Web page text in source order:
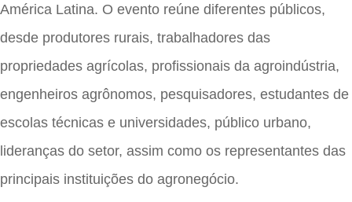
América Latina. O evento reúne diferentes públicos,
desde produtores rurais, trabalhadores das
propriedades agrícolas, profissionais da agroindústria,
engenheiros agrônomos, pesquisadores, estudantes de
escolas técnicas e universidades, público urbano,
lideranças do setor, assim como os representantes das
principais instituições do agronegócio.